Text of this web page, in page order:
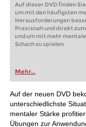
Auf dieser DVD finden
um mit den häufigsten
Herausforderungen
Praxisnah und direkt
und um mit mehr
Schach zu spielen.
Mehr...
Auf der neuen DVD
unterschiedlichste
mentaler Stärke
Übungen zur